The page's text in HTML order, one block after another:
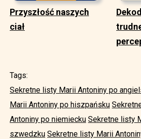
Przyszłość naszych
ciał
Tags:
Sekretne listy Marii Antoniny po
Marii Antoniny po hiszpańsku
Antoniny po niemiecku Sekretne listy
szwedzku Sekretne listy Marii